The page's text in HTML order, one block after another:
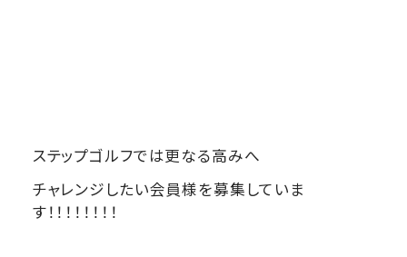
ステップゴルフでは更なる高みへ
チャレンジしたい会員様を募集していま
す！！！！！！！！